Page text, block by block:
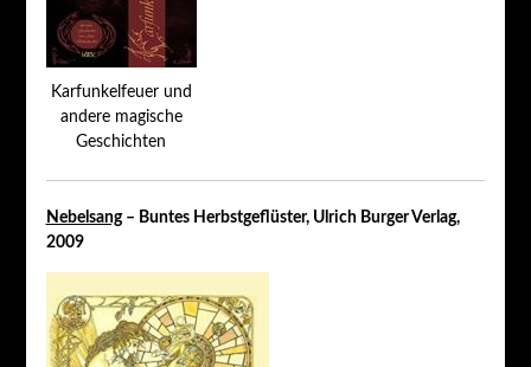
Karfunkelfeuer und
andere magische
Geschichten
Nebelsang– Buntes Herbstgeflüster, Ulrich Burger Verlag,
2009